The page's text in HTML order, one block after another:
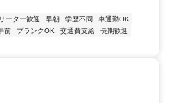
ーター歓迎 早朝 学歴不問
車通勤OK
前 ブランクOK 交通費支給
長期歓迎